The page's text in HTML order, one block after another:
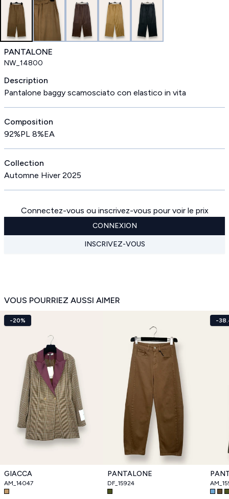
PANTALONE
NW_14800
Description
Pantalone baggy scamosciato con elastico in vita
Composition
92%PL 8%EA
Collection
Automne Hiver 2025
Connectez-vous ou inscrivez-vous pour voir le prix
CONNEXION
INSCRIVEZ-VOUS
VOUS POURRIEZ AUSSI AIMER
-20%
GIACCA
AM_14047
PANTALONE
DF_15924
-